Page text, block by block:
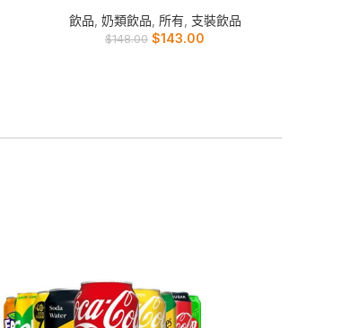
飲品 奶類飲品 所有, 支裝飲品
$148.00 $143.00